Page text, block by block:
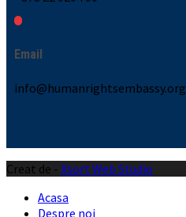
Email
info@humanrightsembassy.org
Creat de - Xsort Web Studio
Acasa
Despre noi